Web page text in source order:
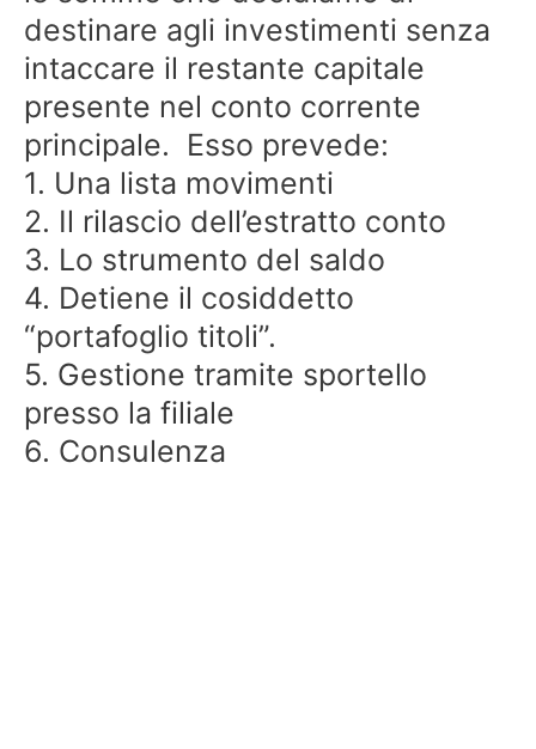
destinare agli investimenti senza
intaccare il restante capitale
presente nel conto corrente
principale. Esso prevede:
1. Una lista movimenti
2. Il rilascio dell’estratto conto
3. Lo strumento del saldo
4. Detiene il cosiddetto
“portafoglio titoli”.
5. Gestione tramite sportello
presso la filiale
6. Consulenza